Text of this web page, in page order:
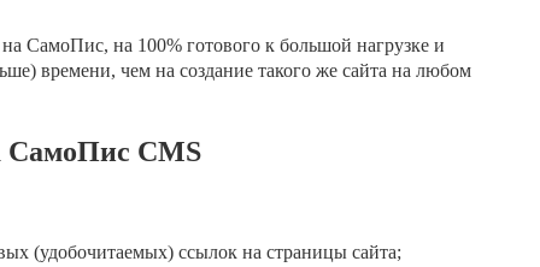
на СамоПис, на 100% готового к большой нагрузке и
времени, чем на создание такого же сайта на любом
СамоПис CMS
(удобочитаемых) ссылок на страницы сайта;